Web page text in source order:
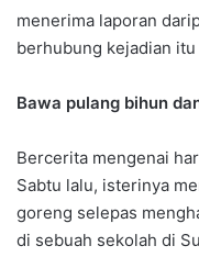
menerima laporan
berhubung kejadian itu
Bawa pulang bihun
Bercerita mengenai
Sabtu lalu, isterinya
goreng selepas
di sebuah sekolah di